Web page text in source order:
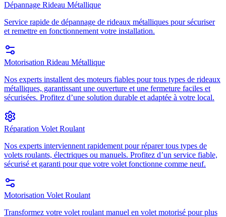
Dépannage Rideau Métallique
Service rapide de dépannage de rideaux métalliques pour sécuriser
et remettre en fonctionnement votre installation.
Motorisation Rideau Métallique
Nos experts installent des moteurs fiables pour tous types de rideaux
métalliques, garantissant une ouverture et une fermeture faciles et
sécurisées. Profitez d’une solution durable et adaptée à votre local.
Réparation Volet Roulant
Nos experts interviennent rapidement pour réparer tous types de
volets roulants, électriques ou manuels. Profitez d’un service fiable,
sécurisé et garanti pour que votre volet fonctionne comme neuf.
Motorisation Volet Roulant
Transformez votre volet roulant manuel en volet motorisé pour plus